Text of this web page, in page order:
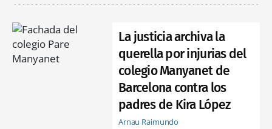
La justicia archiva la
querella por injurias del
colegio Manyanet de
Barcelona contra los
padres de Kira López
Arnau Raimundo